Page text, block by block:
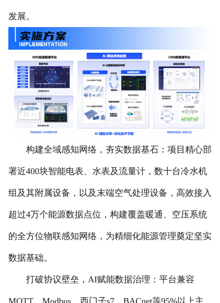
发展。
构建全域感知网络，夯实数据基石：项目精心部
署近400块智能电表、水表及流量计，数十台冷水机
组及其附属设备，以及末端空气处理设备，高效接入
超过4万个能源数据点位，构建覆盖暖通、空压系统
的全方位物联感知网络，为精细化能源管理奠定坚实
数据基础。
打破协议壁垒，AI赋能数据治理：平台兼容
MQTT、Modbus、西门子s7、BACnet等95%以上主